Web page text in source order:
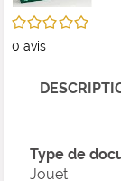
/5
0 avis
Type de
Jouet